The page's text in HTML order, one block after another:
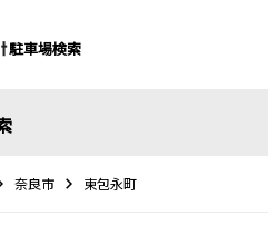
駐車場検索
奈良市 東包永町